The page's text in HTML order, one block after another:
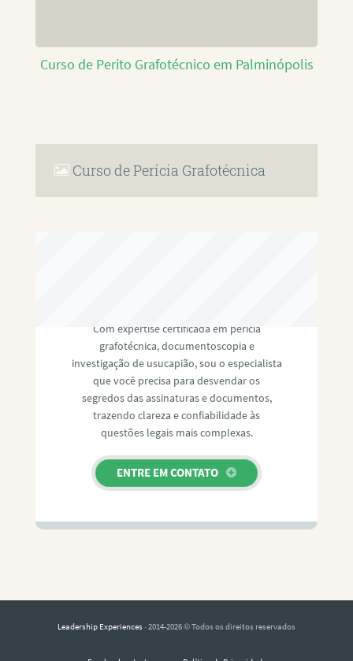
Curso de Perito Grafotécnico em Palminópolis
Curso de Perícia Grafotécnica
Com expertise certificada em perícia
grafotécnica, documentoscopia e
investigação de usucapião, sou o especialista
que você precisa para desvendar os
segredos das assinaturas e documentos,
trazendo clareza e confiabilidade às
questões legais mais complexas.
ENTRE EM CONTATO
Leadership Experiences · 2014-2026 © Todos os direitos reservados